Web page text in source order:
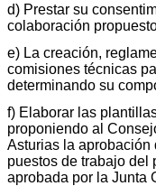
d) Prestar su
colaboración
e) La creación,
comisiones técnicas
determinando su
f) Elaborar las
proponiendo al
Asturias la aprobación
puestos de trabajo del
aprobada por la Junta